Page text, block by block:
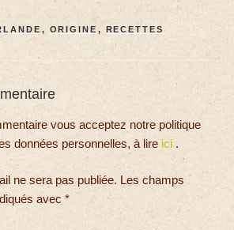
, ORIGINE , RECETTES
vous acceptez notre politique
données personnelles, à lire ici .
ne sera pas publiée. Les champs
avec *